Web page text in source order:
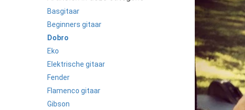
Basgitaar
Beginners gitaar
Dobro
Eko
Elektrische gitaar
Fender
Flamenco gitaar
Gibson